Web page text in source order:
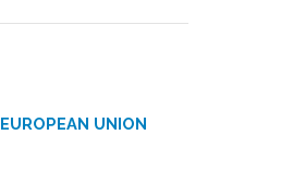
EUROPEAN UNION